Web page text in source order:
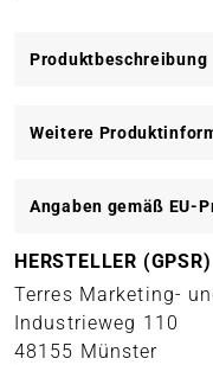
Produktbeschreibung
Weitere
Angaben gemäß EU-
HERSTELLER (GPSR)
Terres Marketing-
Industrieweg 110
48155 Münster